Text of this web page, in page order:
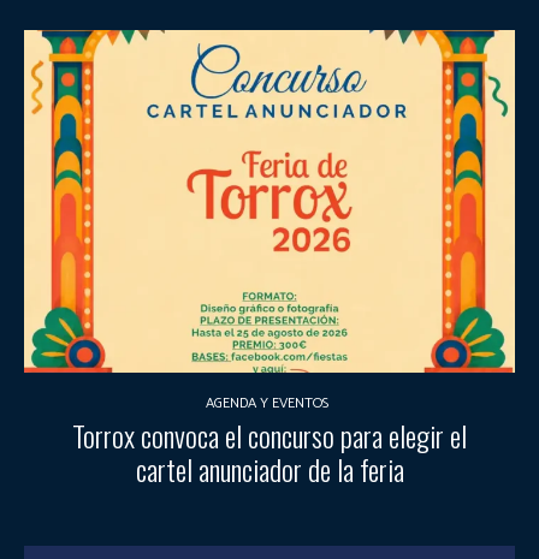
AGENDA Y EVENTOS
Torrox convoca el concurso para elegir el
cartel anunciador de la feria